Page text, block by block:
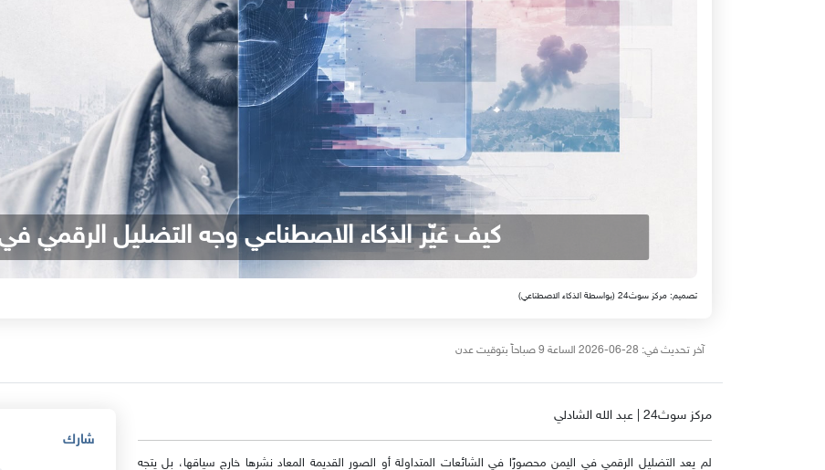
كيف غيّر الذكاء الاصطناعي وجه التضليل الرقمي
تصميم: مركز سوث24 (بواسطة الذكاء الاصطناعي)
آخر تحديث في: 28-06-2026 الساعة 9 صباحاً بتوقيت عدن
مركز سوث24 | عبد الله الشادلي
لم يعد التضليل الرقمي في اليمن محصورًا في الشائعات المتداولة أو الصور القديمة المعاد نشرها خارج سياقها، بل يتجه
شارك